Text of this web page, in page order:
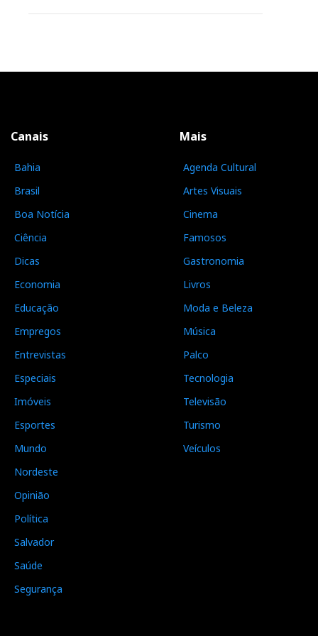
Canais
Bahia
Brasil
Boa Notícia
Ciência
Dicas
Economia
Educação
Empregos
Entrevistas
Especiais
Imóveis
Esportes
Mundo
Nordeste
Opinião
Política
Salvador
Saúde
Segurança
Mais
Agenda Cultural
Artes Visuais
Cinema
Famosos
Gastronomia
Livros
Moda e Beleza
Música
Palco
Tecnologia
Televisão
Turismo
Veículos